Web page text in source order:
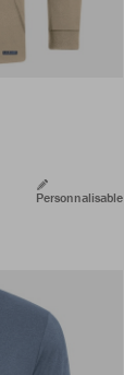
Personnalisable